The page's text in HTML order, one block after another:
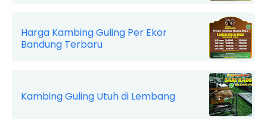
Harga Kambing Guling Per Ekor
Bandung Terbaru
Kambing Guling Utuh di Lembang